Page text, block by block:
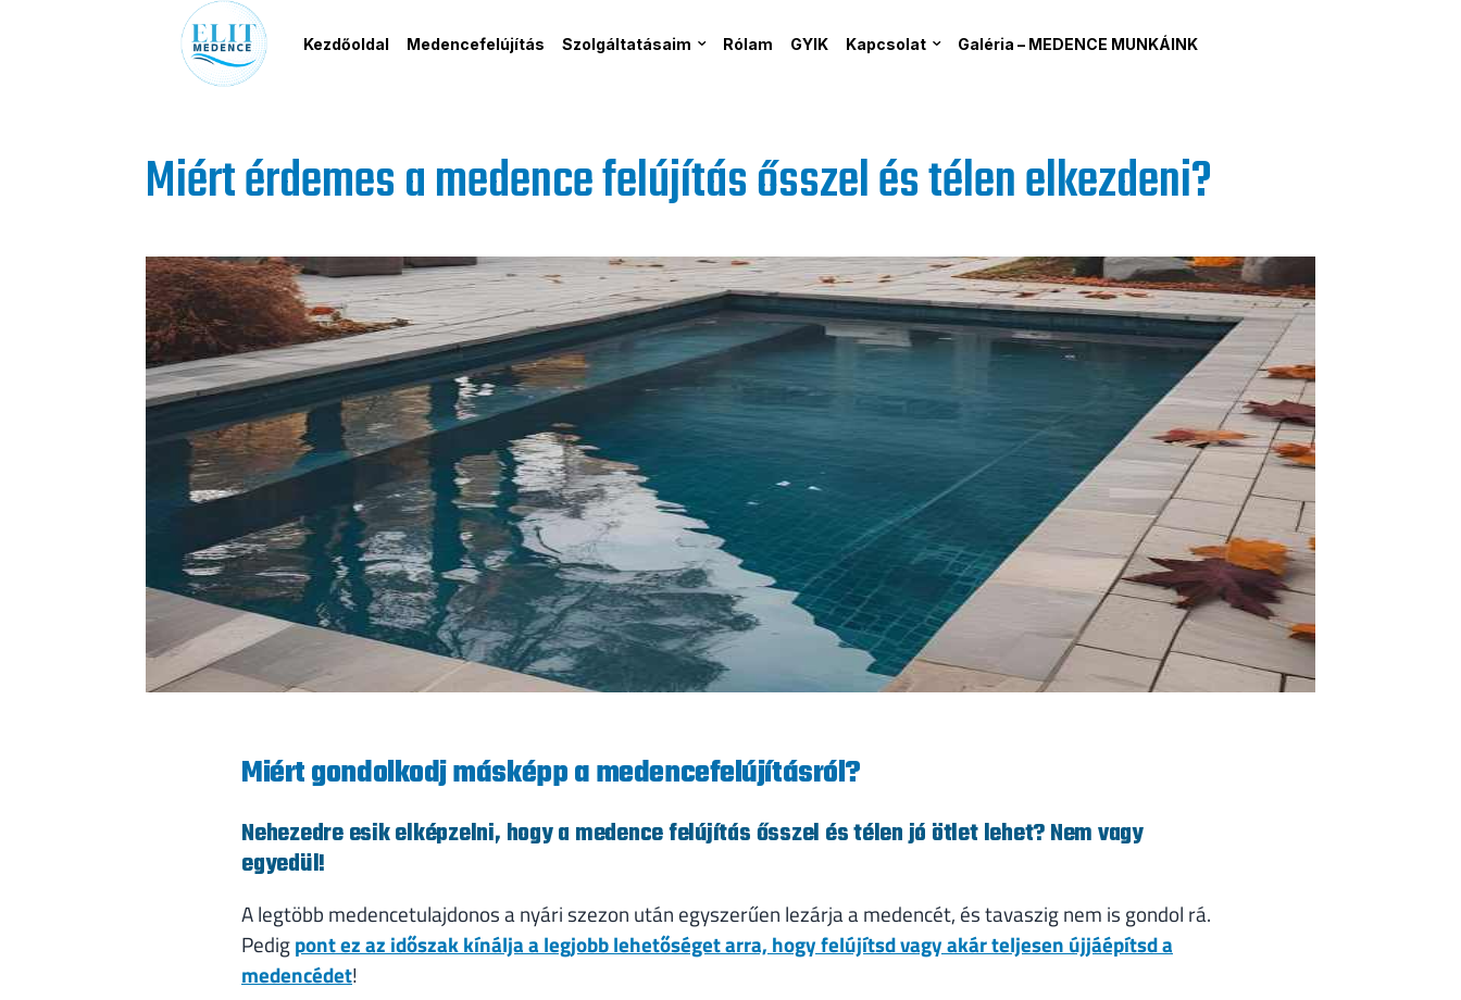
Kezdőoldal Medencefelújítás Szolgáltatásaim Rólam GYIK Kapcsolat Galéria – MEDENCE MUNKÁINK
Miért érdemes a medence felújítás ősszel és télen elkezdeni?
Miért gondolkodj másképp a medencefelújításról?
Nehezedre esik elképzelni, hogy a medence felújítás ősszel és télen jó ötlet lehet? Nem vagy
egyedül!
A legtöbb medencetulajdonos a nyári szezon után egyszerűen lezárja a medencét, és tavaszig nem is gondol rá.
Pedigpont ez az időszak kínálja a legjobb lehetőséget arra, hogy felújítsd vagy akár teljesen újjáépítsd a
medencédet!